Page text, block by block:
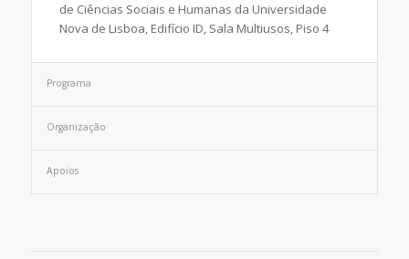
de Ciências Sociais e Humanas da Universidade
Nova de Lisboa, Edifício ID, Sala Multiusos, Piso 4
Programa
Organização
Apoios